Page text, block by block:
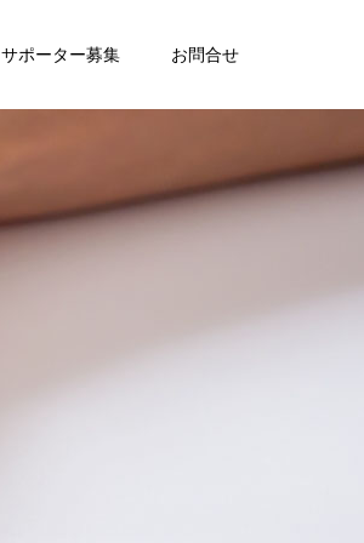
サポーター募集 お問合せ